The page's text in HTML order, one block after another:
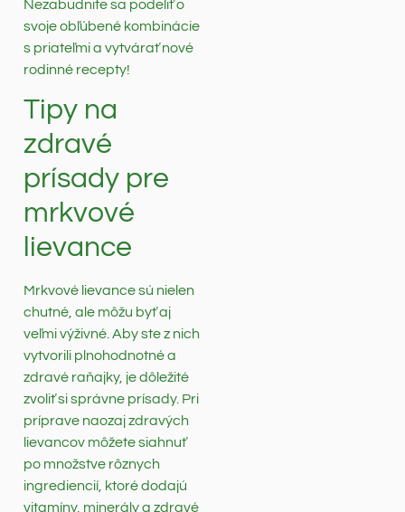
Nezabudnite sa podeliť o
svoje obľúbené kombinácie
s priateľmi a vytvárať nové
rodinné recepty!
Tipy na
zdravé
prísady pre
mrkvové
lievance
Mrkvové lievance sú nielen
chutné, ale môžu byť aj
veľmi výživné. Aby ste z nich
vytvorili plnohodnotné a
zdravé raňajky, je dôležité
zvoliť si správne prísady. Pri
príprave naozaj zdravých
lievancov môžete siahnuť
po množstve rôznych
ingrediencií, ktoré dodajú
vitamíny, minerály a zdravé